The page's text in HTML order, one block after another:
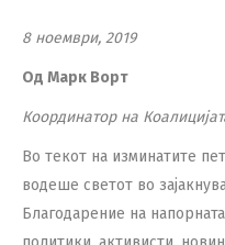
8 ноември, 2019
Од Марк Ворт
Координатор на
Во текот на изминатите
водеше светот во
Благодарение на